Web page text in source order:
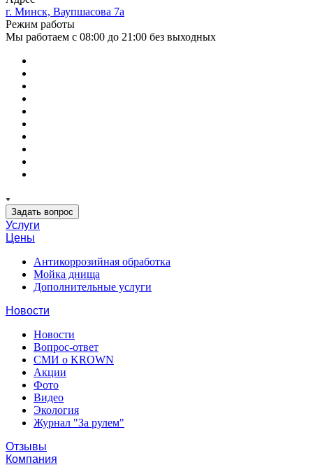
г. Минск, Ваупшасова 7а
Режим работы
Мы работаем с 08:00 до 21:00 без выходных
Задать вопрос
Услуги
Цены
Антикоррозийная обработка
Мойка днища
Дополнительные услуги
Новости
Новости
Вопрос-ответ
СМИ о KROWN
Акции
Фото
Видео
Экология
Журнал "За рулем"
Отзывы
Компания